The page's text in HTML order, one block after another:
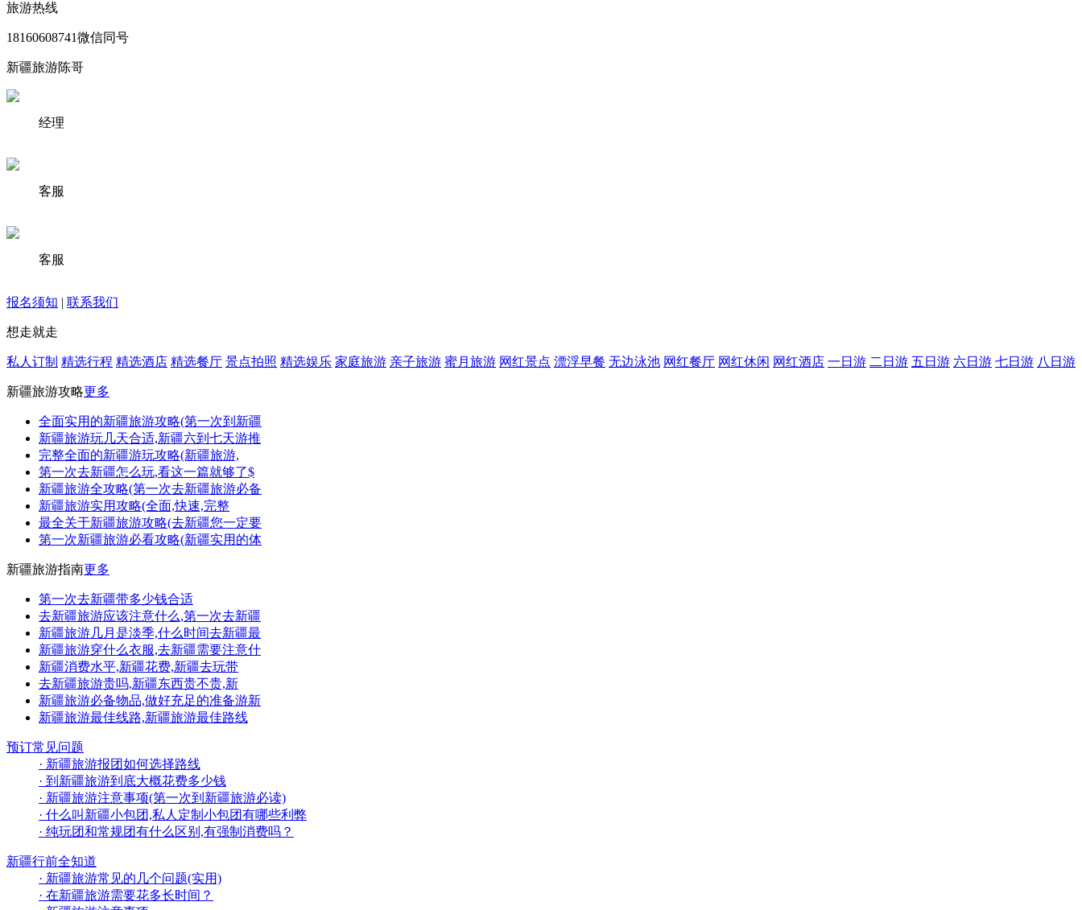
旅游热线
18160608741微信同号
新疆旅游陈哥
经理
客服
客服
报名须知 | 联系我们
想走就走
私人订制 精选行程 精选酒店 精选餐厅 景点拍照 精选娱乐 家庭旅游 亲子旅游 蜜月旅游 网红景点 漂浮早餐 无边泳池 网红餐厅 网红休闲 网红酒店 一日游 二日游 五日游 六日游 七日游 八日游
新疆旅游攻略更多
全面实用的新疆旅游攻略(第一次到新疆
新疆旅游玩几天合适,新疆六到七天游推
完整全面的新疆游玩攻略(新疆旅游,
第一次去新疆怎么玩,看这一篇就够了$
新疆旅游全攻略(第一次去新疆旅游必备
新疆旅游实用攻略(全面,快速,完整
最全关于新疆旅游攻略(去新疆您一定要
第一次新疆旅游必看攻略(新疆实用的体
新疆旅游指南更多
第一次去新疆带多少钱合适
去新疆旅游应该注意什么,第一次去新疆
新疆旅游几月是淡季,什么时间去新疆最
新疆旅游穿什么衣服,去新疆需要注意什
新疆消费水平,新疆花费,新疆去玩带
去新疆旅游贵吗,新疆东西贵不贵,新
新疆旅游必备物品,做好充足的准备游新
新疆旅游最佳线路,新疆旅游最佳路线
预订常见问题
· 新疆旅游报团如何选择路线
· 到新疆旅游到底大概花费多少钱
· 新疆旅游注意事项(第一次到新疆旅游必读)
· 什么叫新疆小包团,私人定制小包团有哪些利弊
· 纯玩团和常规团有什么区别,有强制消费吗？
新疆行前全知道
· 新疆旅游常见的几个问题(实用)
· 在新疆旅游需要花多长时间？